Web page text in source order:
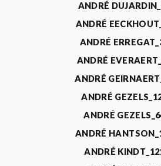
ANDRÉ
ANDRÉ
ANDRÉ
ANDRÉ
ANDRÉ
ANDRÉ
ANDRÉ
ANDRÉ
ANDRÉ